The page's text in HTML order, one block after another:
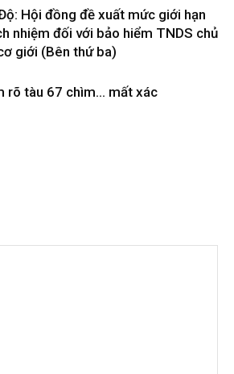
Hội đồng đề xuất mức giới hạn
nhiệm đối với bảo hiểm TNDS chủ
giới (Bên thứ ba)
rõ tàu 67 chìm… mất xác